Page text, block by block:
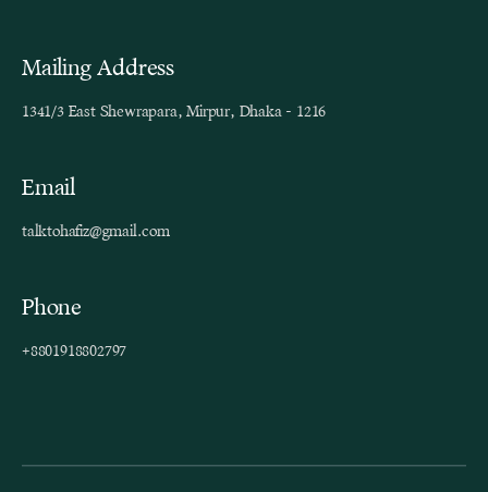
Mailing Address
1341/3 East Shewrapara, Mirpur, Dhaka - 1216
Email
talktohafiz@gmail.com
Phone
+8801918802797